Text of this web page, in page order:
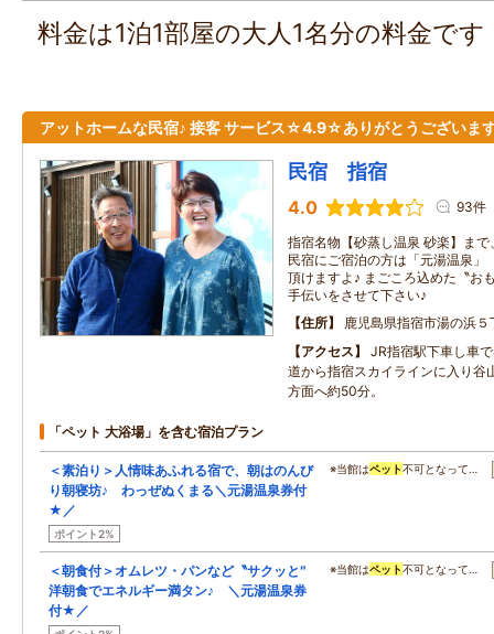
料金は1泊1部屋の大人1名分の料金で
アットホームな民宿♪ 接客 サービス☆4.9☆ありがとうございま
民宿 指宿
4.0 93件
指宿名物【砂蒸し温泉 砂楽】ま
民宿にご宿泊の方は「元湯温泉」
頂けますよ♪ まごころ込めた〝お
手伝いをさせて下さい♪
住所
鹿児島県指宿市湯の浜５
アクセス
JR指宿駅下車し車
道から指宿スカイラインに入り谷
方面へ約50分。
「ペット 大浴場」を含む宿泊プラン
＜素泊り＞人情味あふれる宿で、朝はのんび
り朝寝坊♪ わっぜぬくまる＼元湯温泉券付
★／
ポイント2%
※当館はペット不可となって…
＜朝食付＞オムレツ・パンなど〝サクッと″
洋朝食でエネルギー満タン♪ ＼元湯温泉券
付★／
※当館はペット不可となって…